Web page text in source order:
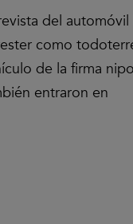
del
como
de la firma
entraron en